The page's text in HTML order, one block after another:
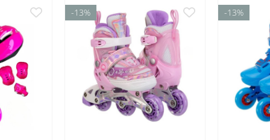
exterior
-13% -13%